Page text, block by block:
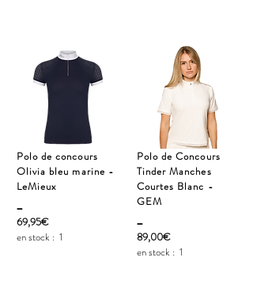
Polo de concours
Olivia bleu marine -
LeMieux
_
69,95€
en stock : 1
Polo de Concours
Tinder Manches
Courtes Blanc -
GEM
_
89,00€
en stock : 1